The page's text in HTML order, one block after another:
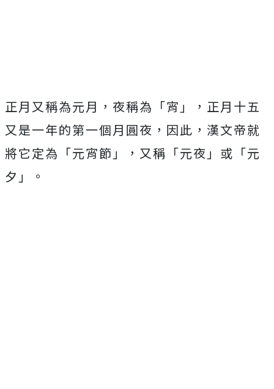
正月又稱為元月，夜稱為「宵」，正月十五
又是一年的第一個月圓夜，因此，漢文帝就
將它定為「元宵節」，又稱「元夜」或「元
夕」。